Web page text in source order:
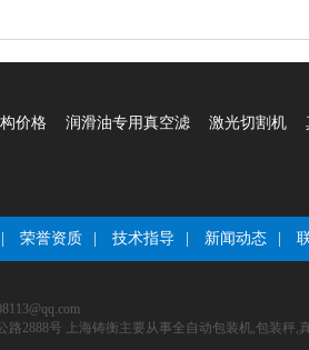
价格 润滑油专用真空滤 激光切割机
荣誉资质 技术指导 新闻动态
路2888号
上海铸衡主要从事全自动包装机,包装秤